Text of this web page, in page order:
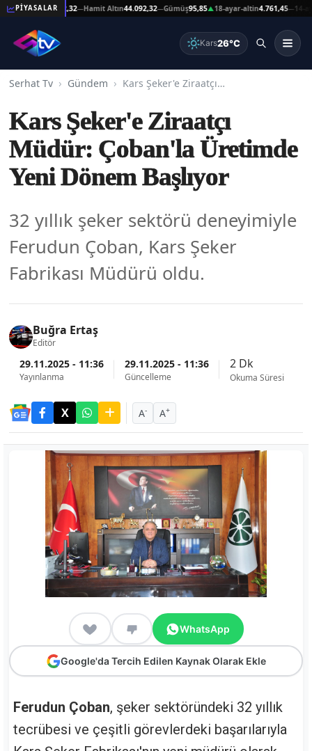
PİYASALAR
Altın44.092,32 —Hamit Altın 44.092,32—Gümüş95,85▲18-ayar-altin4.761,45—14-ayar-
Kars26°C
Serhat Tv Gündem Kars Şeker'e Ziraatçı Müdür: Çoban'la Üretimde Yeni Dönem Başlıyor
Kars Şeker'e Ziraatçı
Müdür: Çoban'la Üretimde
Yeni Dönem Başlıyor
32 yıllık şeker sektörü deneyimiyle
Ferudun Çoban, Kars Şeker
Fabrikası Müdürü oldu.
Buğra Ertaş
Editör
29.11.2025 - 11:36
Yayınlanma
29.11.2025 - 11:36
Güncelleme
2 Dk
Okuma Süresi
A- A+
WhatsApp
Google'da Tercih Edilen Kaynak Olarak Ekle
Ferudun Çoban, şeker sektöründeki 32 yıllık
tecrübesi ve çeşitli görevlerdeki başarılarıyla